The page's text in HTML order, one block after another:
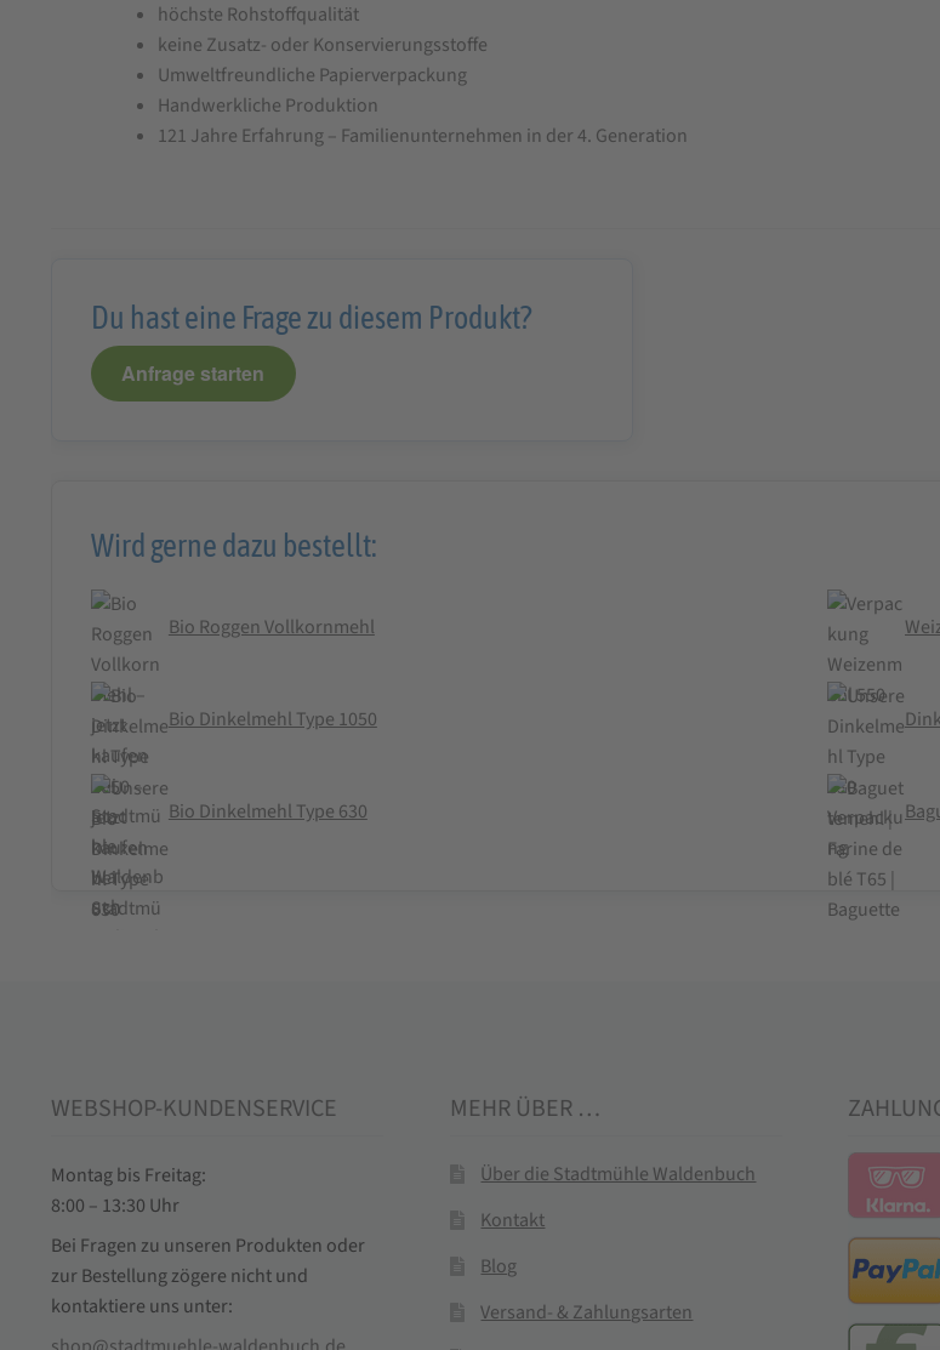
höchste Rohstoffqualität
keine Zusatz- oder Konservierungsstoffe
Umweltfreundliche Papierverpackung
Handwerkliche Produktion
121 Jahre Erfahrung – Familienunternehmen in der 4. Generation
Du hast eine Frage zu diesem Produkt?
Anfrage starten
Wird gerne dazu bestellt:
Bio Roggen Vollkornmehl
Bio Dinkelmehl Type 1050
Bio Dinkelmehl Type 630
WEBSHOP-KUNDENSERVICE
Montag bis Freitag:
8:00 – 13:30 Uhr
Bei Fragen zu unseren Produkten oder
zur Bestellung zögere nicht und
kontaktiere uns unter:
MEHR ÜBER …
Über die Stadtmühle Waldenbuch
Kontakt
Blog
Versand- & Zahlungsarten